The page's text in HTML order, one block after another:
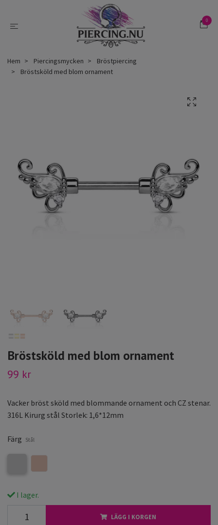
0
Hem Piercingsmycken
Bröstpiercing
Bröstsköld med blom ornament
Bröstsköld med blom ornament
99 kr
Vacker bröst sköld med blommande ornament och CZ stenar.
316L Kirurg stål Storlek: 1,6*12mm
Färg Stål
I lager.
LÄGG I KORGEN